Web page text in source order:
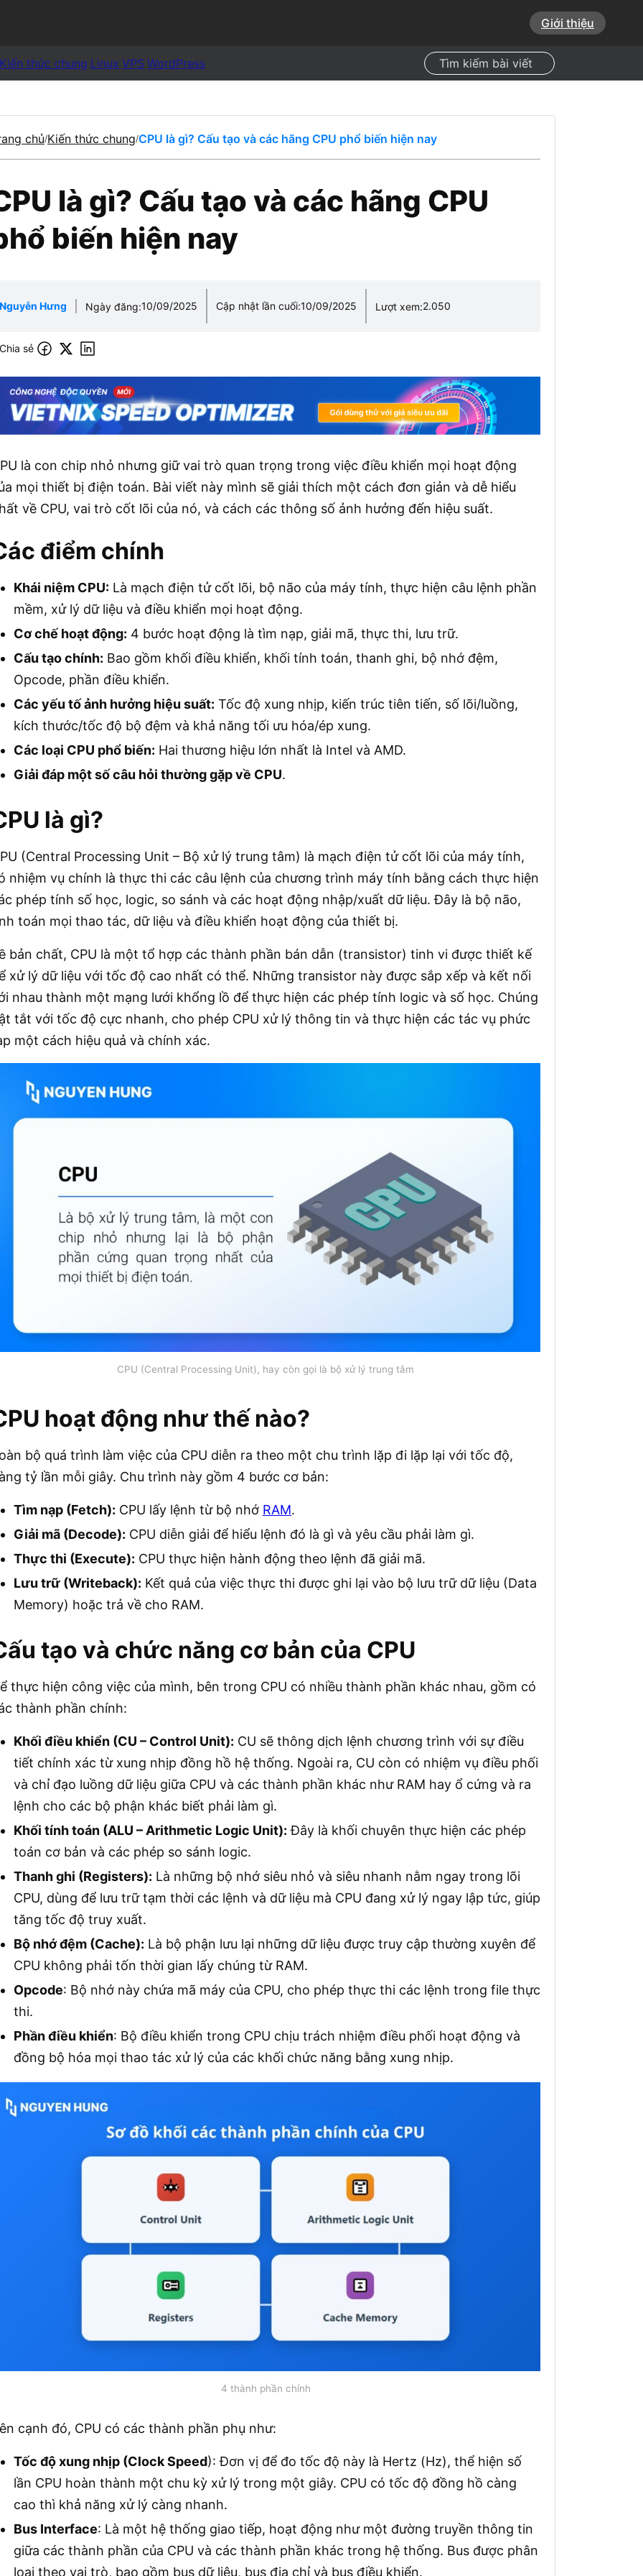
Giới thiệu
Kiến thức chung Linux VPS WordPress
Search
chủ/Kiến thức chung/CPU là gì? Cấu tạo và các hãng CPU phổ biến hiện nay
là gì? Cấu tạo và các hãng CPU
biến hiện nay
Nguyễn Hưng Ngày đăng:10/09/2025 Cập nhật lần cuối:10/09/2025 Lượt xem:2.050
Chia sẻ
là con chip nhỏ nhưng giữ vai trò quan trọng trong việc điều khiển mọi hoạt động
mọi thiết bị điện toán. Bài viết này mình sẽ giải thích một cách đơn giản và dễ hiểu
về CPU, vai trò cốt lõi của nó, và cách các thông số ảnh hưởng đến hiệu suất.
điểm chính
Khái niệm CPU: Là mạch điện tử cốt lõi, bộ não của máy tính, thực hiện câu lệnh phần
mềm, xử lý dữ liệu và điều khiển mọi hoạt động.
Cơ chế hoạt động: 4 bước hoạt động là tìm nạp, giải mã, thực thi, lưu trữ.
Cấu tạo chính: Bao gồm khối điều khiển, khối tính toán, thanh ghi, bộ nhớ đệm,
Opcode, phần điều khiển.
Các yếu tố ảnh hưởng hiệu suất: Tốc độ xung nhịp, kiến trúc tiên tiến, số lõi/luồng,
kích thước/tốc độ bộ đệm và khả năng tối ưu hóa/ép xung.
Các loại CPU phổ biến: Hai thương hiệu lớn nhất là Intel và AMD.
Giải đáp một số câu hỏi thường gặp về CPU.
là gì?
(Central Processing Unit – Bộ xử lý trung tâm) là mạch điện tử cốt lõi của máy tính,
nhiệm vụ chính là thực thi các câu lệnh của chương trình máy tính bằng cách thực hiện
phép tính số học, logic, so sánh và các hoạt động nhập/xuất dữ liệu. Đây là bộ não,
toán mọi thao tác, dữ liệu và điều khiển hoạt động của thiết bị.
bản chất, CPU là một tổ hợp các thành phần bán dẫn (transistor) tinh vi được thiết kế
xử lý dữ liệu với tốc độ cao nhất có thể. Những transistor này được sắp xếp và kết nối
nhau thành một mạng lưới khổng lồ để thực hiện các phép tính logic và số học. Chúng
tắt với tốc độ cực nhanh, cho phép CPU xử lý thông tin và thực hiện các tác vụ phức
một cách hiệu quả và chính xác.
CPU (Central Processing Unit), hay còn gọi là bộ xử lý trung tâm
hoạt động như thế nào?
bộ quá trình làm việc của CPU diễn ra theo một chu trình lặp đi lặp lại với tốc độ,
tỷ lần mỗi giây. Chu trình này gồm 4 bước cơ bản:
Tìm nạp (Fetch): CPU lấy lệnh từ bộ nhớ RAM.
Giải mã (Decode): CPU diễn giải để hiểu lệnh đó là gì và yêu cầu phải làm gì.
Thực thi (Execute): CPU thực hiện hành động theo lệnh đã giải mã.
Lưu trữ (Writeback): Kết quả của việc thực thi được ghi lại vào bộ lưu trữ dữ liệu (Data
Memory) hoặc trả về cho RAM.
tạo và chức năng cơ bản của CPU
thực hiện công việc của mình, bên trong CPU có nhiều thành phần khác nhau, gồm có
thành phần chính:
Khối điều khiển (CU – Control Unit): CU sẽ thông dịch lệnh chương trình với sự điều
tiết chính xác từ xung nhịp đồng hồ hệ thống. Ngoài ra, CU còn có nhiệm vụ điều phối
và chỉ đạo luồng dữ liệu giữa CPU và các thành phần khác như RAM hay ổ cứng và ra
lệnh cho các bộ phận khác biết phải làm gì.
Khối tính toán (ALU – Arithmetic Logic Unit): Đây là khối chuyên thực hiện các phép
toán cơ bản và các phép so sánh logic.
Thanh ghi (Registers): Là những bộ nhớ siêu nhỏ và siêu nhanh nằm ngay trong lõi
CPU, dùng để lưu trữ tạm thời các lệnh và dữ liệu mà CPU đang xử lý ngay lập tức, giúp
tăng tốc độ truy xuất.
Bộ nhớ đệm (Cache): Là bộ phận lưu lại những dữ liệu được truy cập thường xuyên để
CPU không phải tốn thời gian lấy chúng từ RAM.
Opcode: Bộ nhớ này chứa mã máy của CPU, cho phép thực thi các lệnh trong file thực
thi.
Phần điều khiển: Bộ điều khiển trong CPU chịu trách nhiệm điều phối hoạt động và
đồng bộ hóa mọi thao tác xử lý của các khối chức năng bằng xung nhịp.
4 thành phần chính
cạnh đó, CPU có các thành phần phụ như:
Tốc độ xung nhịp (Clock Speed): Đơn vị để đo tốc độ này là Hertz (Hz), thể hiện số
lần CPU hoàn thành một chu kỳ xử lý trong một giây. CPU có tốc độ đồng hồ càng
cao thì khả năng xử lý càng nhanh.
Bus Interface: Là một hệ thống giao tiếp, hoạt động như một đường truyền thông tin
giữa các thành phần của CPU và các thành phần khác trong hệ thống. Bus được phân
loại theo vai trò, bao gồm bus dữ liệu, bus địa chỉ và bus điều khiển.